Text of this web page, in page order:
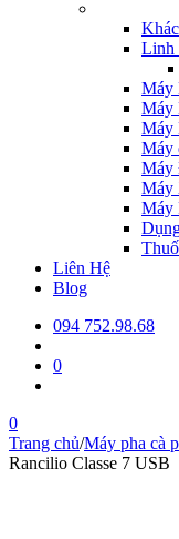
Khác
Linh
Máy
Máy
Máy
Máy
Máy
Máy
Máy
Liên Hệ
Blog
094 752.98.68
0
0
Trang chủ/Máy pha cà
Rancilio Classe 7 USB